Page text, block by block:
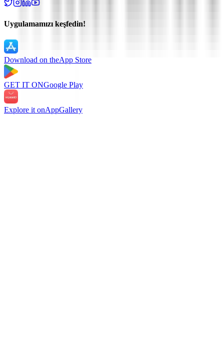
Uygulamamızı keşfedin!
Download on theApp Store
GET IT ONGoogle Play
Explore it onAppGallery